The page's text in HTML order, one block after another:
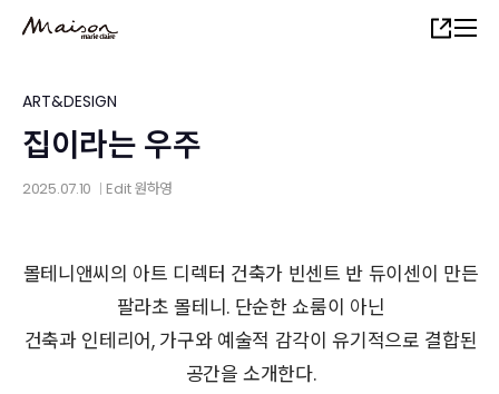
content
Share
ART&DESIGN
집이라는 우주
2025.07.10 Edit원하영
몰테니앤씨의 아트 디렉터 건축가 빈센트 반 듀이센이 만든
팔라초 몰테니. 단순한 쇼룸이 아닌
건축과 인테리어, 가구와 예술적 감각이 유기적으로 결합된
공간을 소개한다.